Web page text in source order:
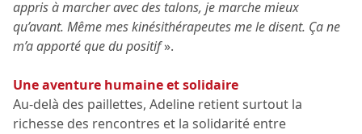
appris à marcher avec des talons, je marche mieux
qu’avant. Même mes kinésithérapeutes me le disent. Ça ne
m’a apporté que du positif».
Une aventure humaine et solidaire
Au-delà des paillettes, Adeline retient surtout la
richesse des rencontres et la solidarité entre